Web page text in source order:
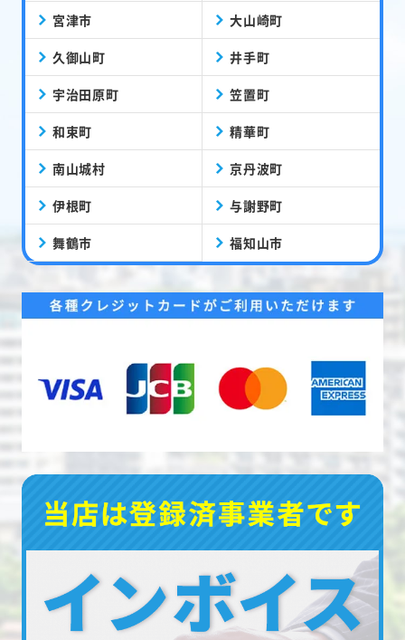
宮津市 大山崎町
久御山町 井手町
宇治田原町 笠置町
和束町 精華町
南山城村 京丹波町
伊根町 与謝野町
舞鶴市 福知山市